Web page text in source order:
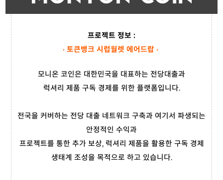
프로젝트 정보 :
· 토큰뱅크 시럽월렛 에어드랍 ·
모니온 코인은 대한민국을 대표하는 전당대출과
럭셔리 제품 구독 경제를 위한 플랫폼입니다.
전국을 커버하는 전당 대출 네트워크 구축과 여기서 파생되는
안정적인 수익과
프로젝트를 통한 추가 보상, 럭셔리 제품을 활용한 구독 경제
생태계 조성을 목적으로 하고 있습니다.